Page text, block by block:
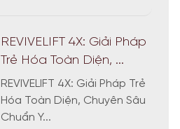
REVIVELIFT 4X: Giải Pháp
Trẻ Hóa Toàn Diện, ...
REVIVELIFT 4X: Giải Pháp Trẻ
Hóa Toàn Diện, Chuyên Sâu
Chuẩn Y...